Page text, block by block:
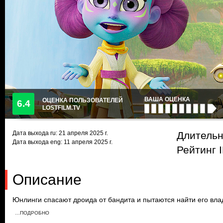
6.4
ОЦЕНКА ПОЛЬЗОВАТЕЛЕЙ
LOSTFILM.TV
ВАША ОЦЕНКА
Дата выхода ru: 21 апреля 2025 г.
Дата выхода eng: 11 апреля 2025 г.
Рейтинг
Описание
Юнлинги спасают дроида от бандита и пытаются найти его
дроид не может вспомнить своего хозяина. Бандиты снова
…ПОДРОБНО